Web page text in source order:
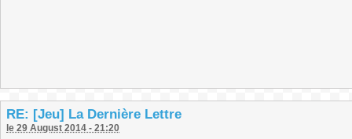
RE: [Jeu] La Dernière Lettre
le 29 August 2014 - 21:20